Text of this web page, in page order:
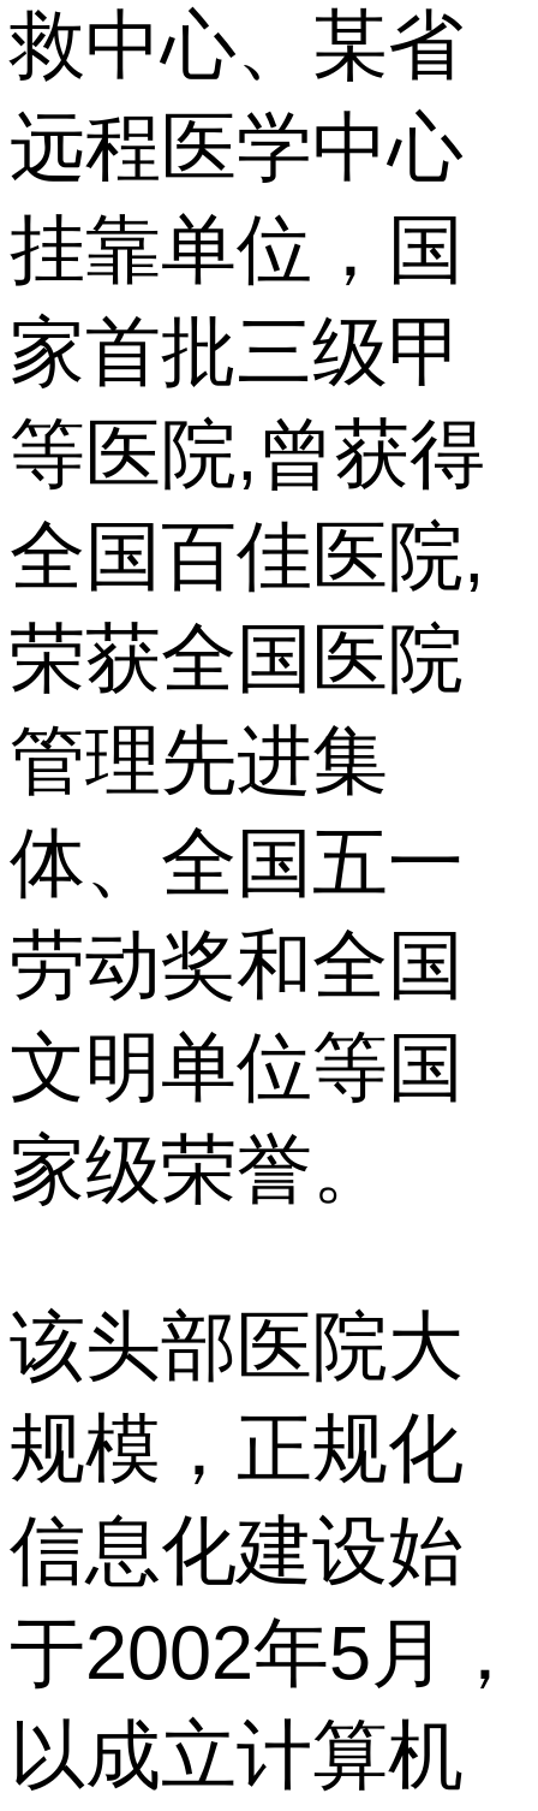
救中心、某省
远程医学中心
挂靠单位，国
家首批三级甲
等医院,曾获得
全国百佳医院,
荣获全国医院
管理先进集
体、全国五一
劳动奖和全国
文明单位等国
家级荣誉。
该头部医院大
规模，正规化
信息化建设始
于2002年5月，
以成立计算机